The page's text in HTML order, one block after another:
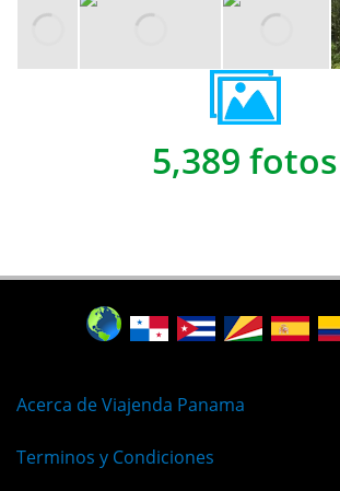
5,389 fotos
Acerca de Viajenda Panama
Terminos y Condiciones